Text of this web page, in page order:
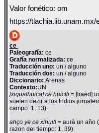
Valor fonético: om
https://tlachia.iib.unam.mx/
ce
Paleografía: ce
Grafía normalizada: ce
Traducción uno: un / alguno
Traducción dos: un / alguno
Diccionario:Arenas
Contexto:UN
[xiqualhuica] ce huictli= [traed]
suelen dezir a los Indios
campo: 1, 13)
ahço ye ce xihuitl= aurà un año
razon del tiempo: 1, 39)